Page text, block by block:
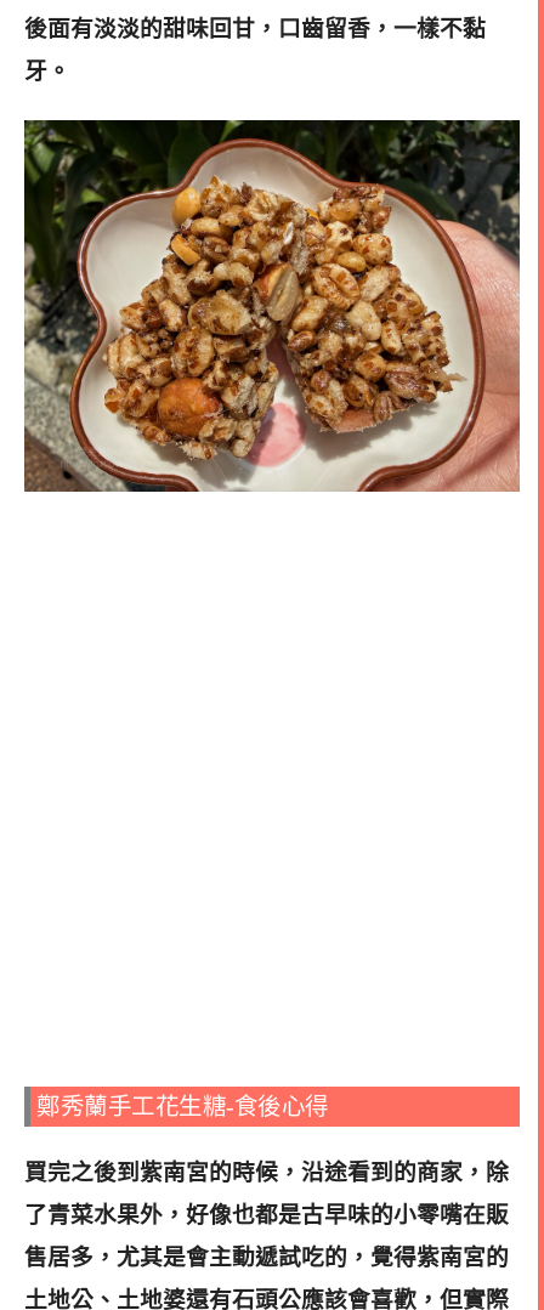
後面有淡淡的甜味回甘，口齒留香，一樣不黏
牙。
鄭秀蘭手工花生糖-食後心得
買完之後到紫南宮的時候，沿途看到的商家，除
了青菜水果外，好像也都是古早味的小零嘴在販
售居多，尤其是會主動遞試吃的，覺得紫南宮的
土地公、土地婆還有石頭公應該會喜歡，但實際